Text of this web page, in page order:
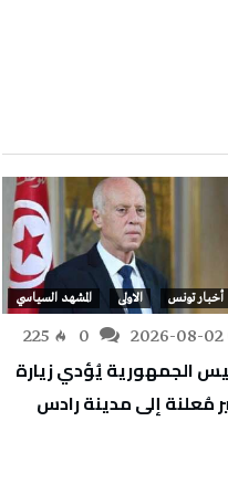
أخبار تونس الاولى المشهد السياسي
2026-08-02
225
الجمهورية يُؤدي زيارة
مُعلنة إلى مدينة رادس